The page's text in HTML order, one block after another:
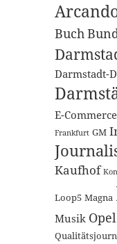
Buch
Darmstadt-
E-Commerce
Frankfurt GM
Kaufhof
Loop5 Magna
Musik Opel